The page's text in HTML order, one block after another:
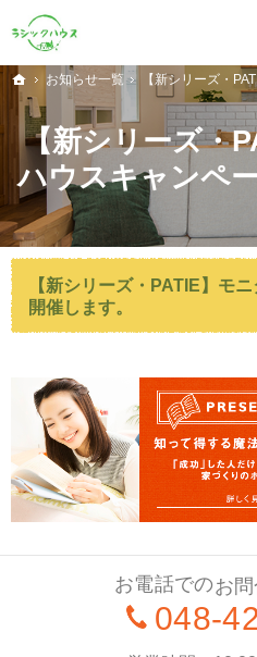
【新シリーズ・
ハウスキャンペ
プロの目線からご提案。埼玉県新座市の注文
埼玉県新座市の新築・注文住宅・新築戸建て
【新シリーズ・PATIE】モ
開催します。
ホーム
お知らせ一覧 【新シリーズ・
お電話での お
048-